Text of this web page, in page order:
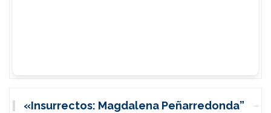
«Insurrectos: Magdalena Peñarredonda”